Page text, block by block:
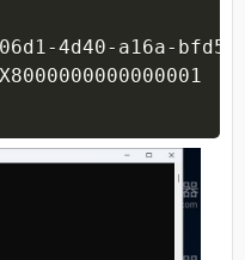
4d40-a16a-